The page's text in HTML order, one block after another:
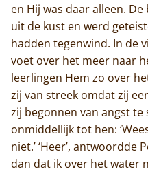
en Hij was daar alleen.
uit de kust en werd
hadden tegenwind. In de
voet over het meer naar
leerlingen Hem zo over
zij van streek omdat zij
zij begonnen van angst te
onmiddellijk tot hen:
niet.’ ‘Heer’, antwoordde
dan dat ik over het water